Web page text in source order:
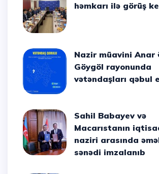
həmkarı ilə görüş
Nazir müavini Anar Əliyev
Göygöl rayonunda
vətəndaşları qəbul
Sahil Babayev və
Macarıstanın
naziri arasında
sənədi imzalanıb